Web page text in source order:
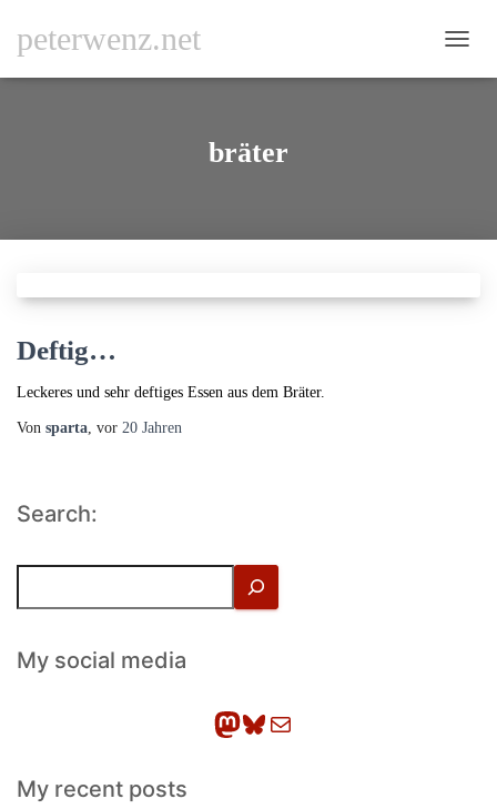
peterwenz.net
bräter
Deftig…
Leckeres und sehr deftiges Essen aus dem Bräter.
Von sparta, vor 20 Jahren
Search:
h
eMy social media
Mastodon Bluesky E-Mail
My recent posts